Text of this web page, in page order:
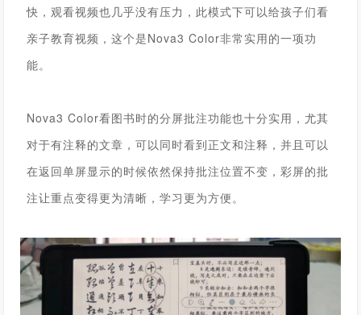
快，观看视频也几乎没有压力，此模式下可以给孩子们看
亲子教育视频，这个是Nova3 Color非常实用的一项功
能。
Nova3 Color看图书时的分屏批注功能也十分实用，尤其
对于有注释的文章，可以同时看到正文和注释，并且可以
在返回单屏显示的时候依然保持批注位置不变，彩屏的批
注让重点变得更为清晰，学习更为方便。